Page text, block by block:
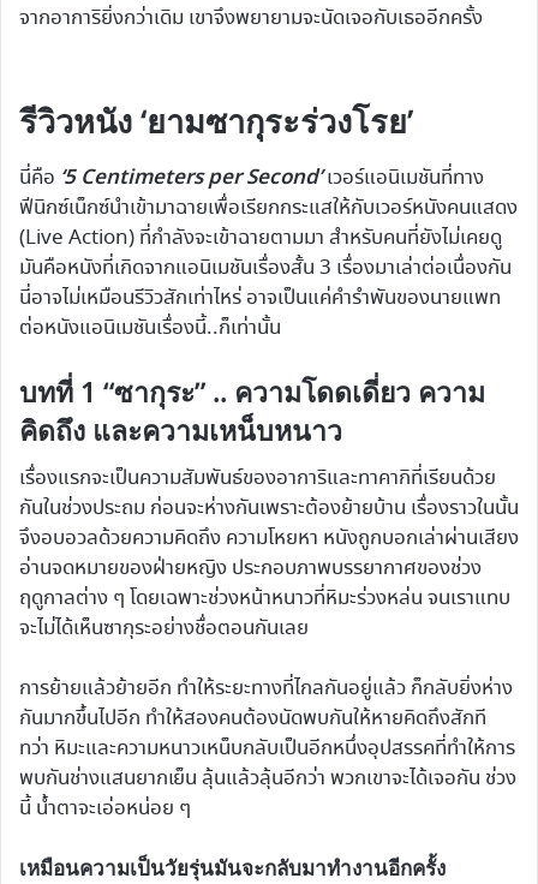
จากอาการิยิ่งกว่าเดิม เขาจึงพยายามจะนัดเจอกับเธออีกครั้ง
รีวิวหนัง ‘ยามซากุระร่วงโรย’
นี่คือ ‘5 Centimeters per Second’เวอร์แอนิเมชันที่ทาง
ฟีนิกซ์เน็กซ์นำเข้ามาฉายเพื่อเรียกกระแสให้กับเวอร์หนังคนแสดง
(Live Action) ที่กำลังจะเข้าฉายตามมา สำหรับคนที่ยังไม่เคยดู
มันคือหนังที่เกิดจากแอนิเมชันเรื่องสั้น 3 เรื่องมาเล่าต่อเนื่องกัน
นี่อาจไม่เหมือนรีวิวสักเท่าไหร่ อาจเป็นแค่คำรำพันของนายแพท
ต่อหนังแอนิเมชันเรื่องนี้..ก็เท่านั้น
บทที่ 1 “ซากุระ” .. ความโดดเดี่ยว ความ
คิดถึง และความเหน็บหนาว
เรื่องแรกจะเป็นความสัมพันธ์ของอาการิและทาคากิที่เรียนด้วย
กันในช่วงประถม ก่อนจะห่างกันเพราะต้องย้ายบ้าน เรื่องราวในนั้น
จึงอบอวลด้วยความคิดถึง ความโหยหา หนังถูกบอกเล่าผ่านเสียง
อ่านจดหมายของฝ่ายหญิง ประกอบภาพบรรยากาศของช่วง
ฤดูกาลต่าง ๆ โดยเฉพาะช่วงหน้าหนาวที่หิมะร่วงหล่น จนเราแทบ
จะไม่ได้เห็นซากุระอย่างชื่อตอนกันเลย
การย้ายแล้วย้ายอีก ทำให้ระยะทางที่ไกลกันอยู่แล้ว ก็กลับยิ่งห่าง
กันมากขึ้นไปอีก ทำให้สองคนต้องนัดพบกันให้หายคิดถึงสักที
ทว่า หิมะและความหนาวเหน็บกลับเป็นอีกหนึ่งอุปสรรคที่ทำให้การ
พบกันช่างแสนยากเย็น ลุ้นแล้วลุ้นอีกว่า พวกเขาจะได้เจอกัน ช่วง
นี้ น้ำตาจะเอ่อหน่อย ๆ
เหมือนความเป็นวัยรุ่นมันจะกลับมาทำงานอีกครั้ง